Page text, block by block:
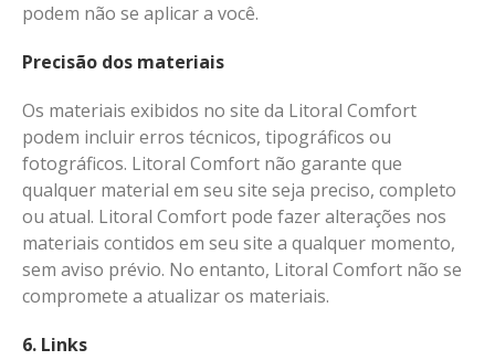
podem não se aplicar a você.
Precisão dos materiais
Os materiais exibidos no site da Litoral Comfort
podem incluir erros técnicos, tipográficos ou
fotográficos. Litoral Comfort não garante que
qualquer material em seu site seja preciso, completo
ou atual. Litoral Comfort pode fazer alterações nos
materiais contidos em seu site a qualquer momento,
sem aviso prévio. No entanto, Litoral Comfort não se
compromete a atualizar os materiais.
6. Links